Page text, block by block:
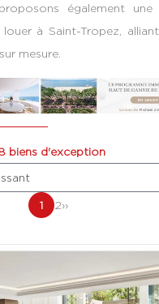
également une
à Saint-Tropez,
mesure.
biens d'exception
1 2››